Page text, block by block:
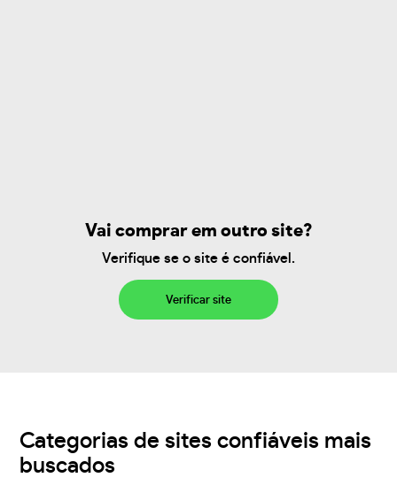
Vai comprar em outro site?
Verifique se o site é confiável.
Verificar site
Categorias de sites confiáveis mais
buscados